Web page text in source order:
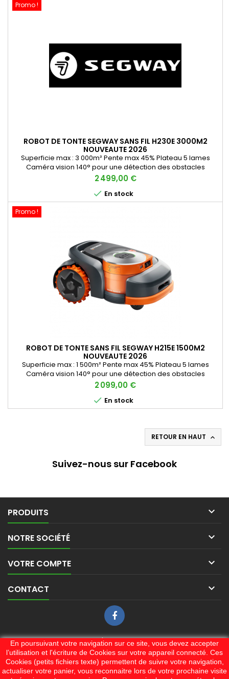
Promo !
ROBOT DE TONTE SEGWAY SANS FIL H230E 3000M2
NOUVEAUTE 2026
Superficie max : 3 000m² Pente max 45% Plateau 5 lames
Caméra vision 140° pour une détection des obstacles
précises + lidar Ecran sur le robot pour une programmation
directement sur le robot Auto mapping, le robot peut tracer
lui même les contours du terrain et donc faciliter l’installation
Hauteur de coupe électrique de 2 à 7cm Connectivité wifi et
Prix
2 499,00 €
 En stock
Promo !
ROBOT DE TONTE SANS FIL SEGWAY H215E 1500M2
NOUVEAUTE 2026
Superficie max : 1 500m² Pente max 45% Plateau 5 lames
Caméra vision 140° pour une détection des obstacles
précises + lidar Ecran sur le robot pour une programmation
directement sur le robot Auto mapping, le robot peut tracer
lui même les contours du terrain et donc faciliter l’installation
Hauteur de coupe électrique de 2 à 7cm Connectivité wifi et
Prix
2 099,00 €
 En stock
RETOUR EN HAUT 
Suivez-nous sur Facebook
PRODUITS 
NOTRE SOCIÉTÉ 
VOTRE COMPTE 
CONTACT 
En poursuivant votre navigation sur ce site, vous devez accepter
l’utilisation et l'écriture de Cookies sur votre appareil connecté. Ces
Cookies (petits fichiers texte) permettent de suivre votre navigation,
actualiser votre panier, vous reconnaitre lors de votre prochaine visite
LETTRE D'INFORMATIONS